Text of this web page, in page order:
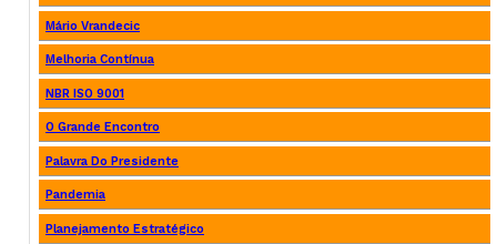
Mário Vrandecic
Melhoria Contínua
NBR ISO 9001
O Grande Encontro
Palavra Do Presidente
Pandemia
Planejamento Estratégico